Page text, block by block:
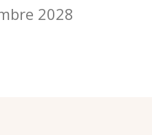
2028